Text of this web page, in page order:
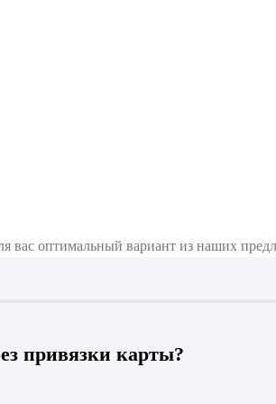
вас оптимальный вариант из наших
привязки карты?